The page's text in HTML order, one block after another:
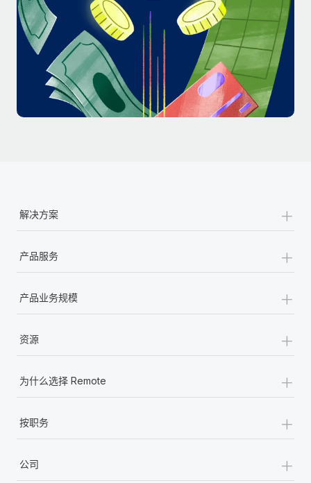
解决方案 +
产品服务 +
产品业务规模 +
资源 +
为什么选择 Remote +
按职务 +
公司 +